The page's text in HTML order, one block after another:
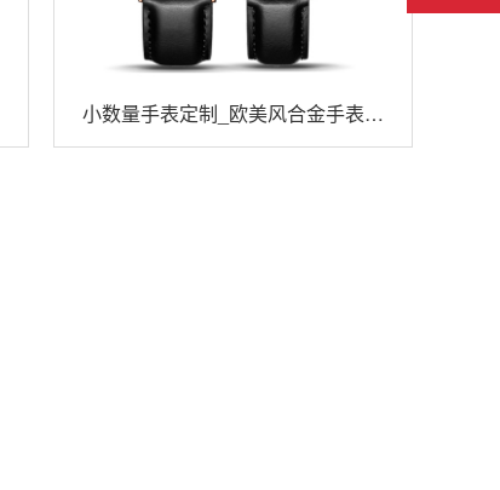
小数量手表定制_欧美风合金手表极